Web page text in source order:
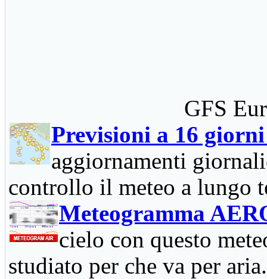
GFS
Previsioni a 16
aggiornamenti
controllo il meteo a lungo
Meteogramma
cielo con questo
studiato per che va per aria.